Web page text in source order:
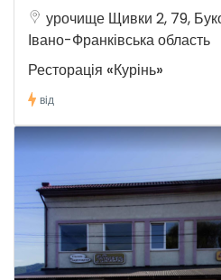
урочище Щивки 2, 79,
Івано-Франківська область
Ресторація «Курінь»
від